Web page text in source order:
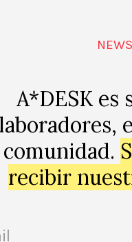
A*DESK es
comunidad.
recibir